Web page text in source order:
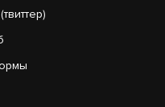
заявили, что